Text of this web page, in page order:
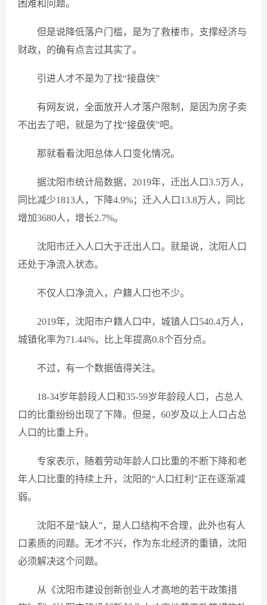
困难和问题。
但是说降低落户门槛，是为了救楼市，支撑经济与
财政，的确有点言过其实了。
引进人才不是为了找“接盘侠”
有网友说，全面放开人才落户限制，是因为房子卖
不出去了吧，就是为了找“接盘侠”吧。
那就看看沈阳总体人口变化情况。
据沈阳市统计局数据，2019年，迁出人口3.5万人，
同比减少1813人，下降4.9%；迁入人口13.8万人，同比
增加3680人，增长2.7%。
沈阳市迁入人口大于迁出人口。就是说，沈阳人口
还处于净流入状态。
不仅人口净流入，户籍人口也不少。
2019年，沈阳市户籍人口中，城镇人口540.4万人，
城镇化率为71.44%，比上年提高0.8个百分点。
不过，有一个数据值得关注。
18-34岁年龄段人口和35-59岁年龄段人口，占总人
口的比重纷纷出现了下降。但是，60岁及以上人口占总
人口的比重上升。
专家表示，随着劳动年龄人口比重的不断下降和老
年人口比重的持续上升，沈阳的“人口红利”正在逐渐减
弱。
沈阳不是“缺人”，是人口结构不合理，此外也有人
口素质的问题。无才不兴，作为东北经济的重镇，沈阳
必须解决这个问题。
从《沈阳市建设创新创业人才高地的若干政策措